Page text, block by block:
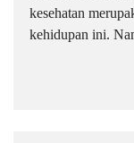
kesehatan
kehidupan ini.